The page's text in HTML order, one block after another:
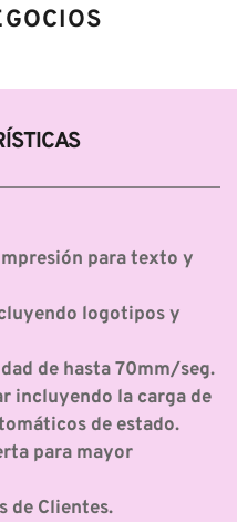
para texto y
logotipos y
de hasta 70mm/seg.
incluyendo la carga de
de estado.
para mayor
de Clientes.